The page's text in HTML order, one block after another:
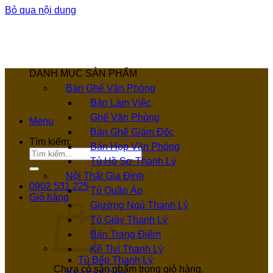
Bỏ qua nội dung
Menu
Tìm kiếm:
0902 531 225
Giỏ hàng
Chưa có sản phẩm trong giỏ hàng.
DANH MỤC SẢN PHẨM
Bàn Ghế Văn Phòng
Bàn Làm Việc
Ghế Văn Phòng
Bàn Ghế Giám Đốc
Bàn Họp Văn Phòng
Tủ Hồ Sơ Thanh Lý
Nội Thất Gia Đình
Tủ Quần Áo
Giường Ngủ Thanh Lý
Tủ Giày Thanh Lý
Bàn Trang Điểm
Kệ Tivi Thanh Lý
Tủ Bếp Thanh Lý